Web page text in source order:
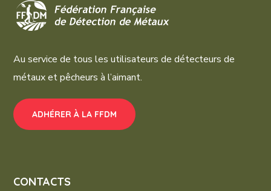
Au service de tous les utilisateurs de détecteurs de
métaux et pêcheurs à l’aimant.
ADHÉRER À LA FFDM
CONTACTS